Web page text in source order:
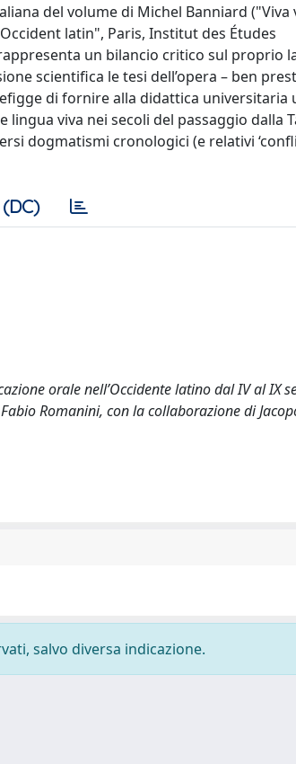
del volume di Michel Banniard ("Viva
latin", Paris, Institut des Études
un bilancio critico sul proprio
scientifica le tesi dell’opera – ben
di fornire alla didattica universitaria
viva nei secoli del passaggio dalla
dogmatismi cronologici (e relativi
orale nell’Occidente latino dal IV al IX
Romanini, con la collaborazione di
salvo diversa indicazione.